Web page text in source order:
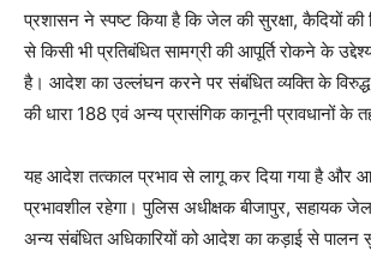
प्रशासन ने स्पष्ट किया है कि जेल की सुरक्षा, कैदियों की
से किसी भी प्रतिबंधित सामग्री की आपूर्ति रोकने के
है। आदेश का उल्लंघन करने पर संबंधित व्यक्ति के विरुद्ध
की धारा 188 एवं अन्य प्रासंगिक कानूनी प्रावधानों के
यह आदेश तत्काल प्रभाव से लागू कर दिया गया है और
प्रभावशील रहेगा। पुलिस अधीक्षक बीजापुर, सहायक
अन्य संबंधित अधिकारियों को आदेश का कड़ाई से पालन